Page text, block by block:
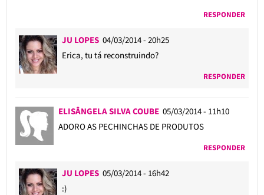
RESPONDER
JU LOPES 04/03/2014 - 20h25
Erica, tu tá reconstruindo?
RESPONDER
ELISÂNGELA SILVA COUBE 05/03/2014 - 11h10
ADORO AS PECHINCHAS DE PRODUTOS
RESPONDER
JU LOPES 05/03/2014 - 16h42
:)